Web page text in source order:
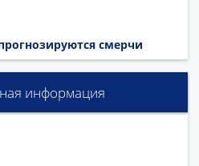
смерчи
информация